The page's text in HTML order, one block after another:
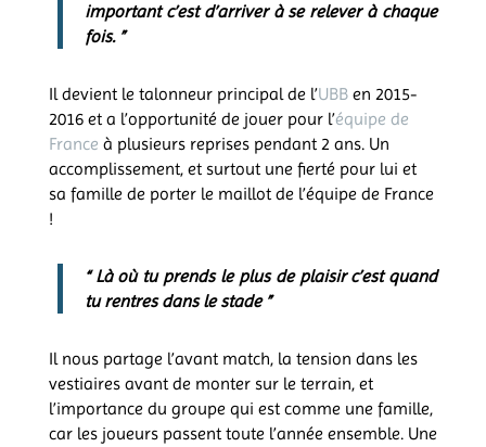
important c’est d’arriver à se relever à chaque
fois. ”
Il devient le talonneur principal de l’UBBen 2015-
2016 et a l’opportunité de jouer pour l’équipe de
France à plusieurs reprises pendant 2 ans. Un
accomplissement, et surtout une fierté pour lui et
sa famille de porter le maillot de l’équipe de France
!
“ Là où tu prends le plus de plaisir c’est quand
tu rentres dans le stade ”
Il nous partage l’avant match, la tension dans les
vestiaires avant de monter sur le terrain, et
l’importance du groupe qui est comme une famille,
car les joueurs passent toute l’année ensemble. Une